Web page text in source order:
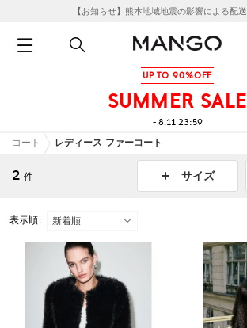
【お知らせ】熊本地域地震の影響による配
UP TO 90%OFF
SUMMER SALE
- 8.11 23:59
コート
レディース ファーコート
2 件 サイズ
表示順 :